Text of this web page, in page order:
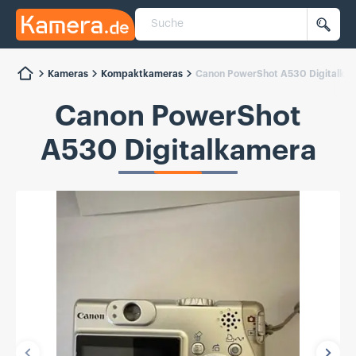
Kamera.de
Suche
Kameras Kompaktkameras Canon PowerShot A530
Canon PowerShot
A530 Digitalkamera